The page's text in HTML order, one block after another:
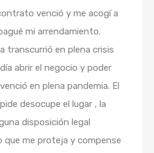
venció y me acogí a
mi arrendamiento.
transcurrió en plena crisis
abrir el negocio y poder
en plena pandemia. El
desocupe el lugar , la
disposición legal
que me proteja y compense